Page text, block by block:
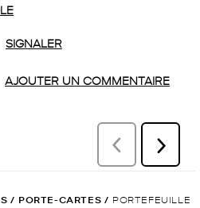
/ PORTE-CARTES / PORTEFEUILLE